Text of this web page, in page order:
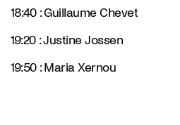
18:40: Guillaume Chevet
19:20: Justine Jossen
19:50: Maria Xernou